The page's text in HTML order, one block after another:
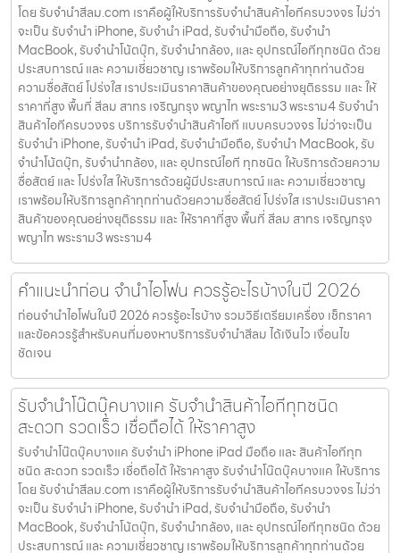
โดย รับจํานําสีลม.com เราคือผู้ให้บริการรับจำนำสินค้าไอทีครบวงจร ไม่ว่า
จะเป็น รับจำนำ iPhone, รับจำนำ iPad, รับจำนำมือถือ, รับจำนำ
MacBook, รับจำนำโน้ตบุ๊ก, รับจำนำกล้อง, และ อุปกรณ์ไอทีทุกชนิด ด้วย
ประสบการณ์ และ ความเชี่ยวชาญ เราพร้อมให้บริการลูกค้าทุกท่านด้วย
ความซื่อสัตย์ โปร่งใส เราประเมินราคาสินค้าของคุณอย่างยุติธรรม และ ให้
ราคาที่สูง พื้นที่ สีลม สาทร เจริญกรุง พญาไท พระราม3 พระราม4 รับจำนำ
สินค้าไอทีครบวงจร บริการรับจำนำสินค้าไอที แบบครบวงจร ไม่ว่าจะเป็น
รับจำนำ iPhone, รับจำนำ iPad, รับจำนำมือถือ, รับจำนำ MacBook, รับ
จำนำโน้ตบุ๊ก, รับจำนำกล้อง, และ อุปกรณ์ไอที ทุกชนิด ให้บริการด้วยความ
ซื่อสัตย์ และ โปร่งใส ให้บริการด้วยผู้มีประสบการณ์ และ ความเชี่ยวชาญ
เราพร้อมให้บริการลูกค้าทุกท่านด้วยความซื่อสัตย์ โปร่งใส เราประเมินราคา
สินค้าของคุณอย่างยุติธรรม และ ให้ราคาที่สูง พื้นที่ สีลม สาทร เจริญกรุง
พญาไท พระราม3 พระราม4
คำแนะนำก่อน จำนำไอโฟน ควรรู้อะไรบ้างในปี 2026
ก่อนจำนำไอโฟนในปี 2026 ควรรู้อะไรบ้าง รวมวิธีเตรียมเครื่อง เช็กราคา
และข้อควรรู้สำหรับคนที่มองหาบริการรับจำนำสีลม ได้เงินไว เงื่อนไข
ชัดเจน
รับจำนำโน๊ตบุ๊คบางแค รับจำนำสินค้าไอทีทุกชนิด
สะดวก รวดเร็ว เชื่อถือได้ ให้ราคาสูง
รับจำนำโน๊ตบุ๊คบางแค รับจำนำ iPhone iPad มือถือ และ สินค้าไอทีทุก
ชนิด สะดวก รวดเร็ว เชื่อถือได้ ให้ราคาสูง รับจำนำโน๊ตบุ๊คบางแค ให้บริการ
โดย รับจํานําสีลม.com เราคือผู้ให้บริการรับจำนำสินค้าไอทีครบวงจร ไม่ว่า
จะเป็น รับจำนำ iPhone, รับจำนำ iPad, รับจำนำมือถือ, รับจำนำ
MacBook, รับจำนำโน้ตบุ๊ก, รับจำนำกล้อง, และ อุปกรณ์ไอทีทุกชนิด ด้วย
ประสบการณ์ และ ความเชี่ยวชาญ เราพร้อมให้บริการลูกค้าทุกท่านด้วย